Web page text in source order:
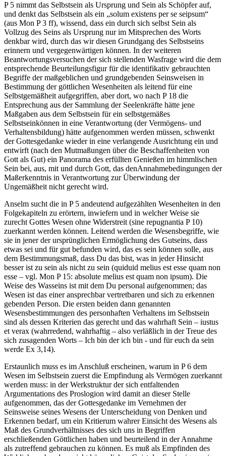
P 5 nimmt das Selbstsein als Ursprung und Sein als Schöpfer auf,
und denkt das Selbstsein als ein „solum existens per se seipsum“
(aus Mon P 3 ff), wissend, dass ein durch sich selbst Sein als
Vollzug des Seins als Ursprung nur im Mitsprechen des Worts
denkbar wird, durch das wir diesen Grundgang des Selbstseins
erinnern und vergegenwärtigen können. In der weiteren
Beantwortungsversuchen der sich stellenden Wasfrage wird die dem
entsprechende Beurteilungsfigur für die identifikativ gebrauchten
Begriffe der maßgeblichen und grundgebenden Seinsweisen in
Bestimmung der göttlichen Wesenheiten als leitend für eine
Selbstgemäßheit aufgegriffen, aber dort, wo nach P 18 die
Entsprechung aus der Sammlung der Seelenkräfte hätte jene
Maßgaben aus dem Selbstsein für ein selbstgemäßes
Selbstseinkönnen in eine Verantwortung (der Vermögens- und
Verhaltensbildung) hätte aufgenommen werden müssen, schwenkt
der Gottesgedanke wieder in eine verlangende Ausrichtung ein und
entwirft (nach den Mutmaßungen über die Beschaffenheiten von
Gott als Gut) ein Panorama des erfüllten Genießen im himmlischen
Sein bei, aus, mit und durch Gott, das denAnnahmebedingungen der
Maßerkenntnis in Verantwortung zur Überwindung der
Ungemäßheit nicht gerecht wird.
Anselm sucht die in P 5 andeutend aufgezählten Wesenheiten in den
Folgekapiteln zu erörtern, inwiefern und in welcher Weise sie
zurecht Gottes Wesen ohne Widerstreit (sine repugnantia P 10)
zuerkannt werden können. Leitend werden die Wesensbegriffe, wie
sie in jener der ursprünglichen Ermöglichung des Gutseins, dass
etwas sei und für gut befunden wird, das es sein können solle, aus
dem Bestimmungsmaß, dass Du das bist, was in jeder Hinsicht
besser ist zu sein als nicht zu sein (quiduid melius est esse quam non
esse – vgl. Mon P 15: absolute melius est quam non ipsum). Die
Weise des Wasseins ist mit dem Du personal aufgenommen; das
Wesen ist das einer ansprechbar vertretbaren und sich zu erkennen
gebenden Person. Die ersten beiden dann genannten
Wesensbestimmungen des personhaften Verhaltens im Selbstsein
sind als dessen Kriterien das gerecht und das wahrhaft Sein – iustus
et verax (wahrredend, wahrhaftig – also verläßlich in der Treue des
sich zusagenden Worts – Ich bin der ich bin - und für euch da sein
werde Ex 3,14).
Erstaunlich muss es im Anschluß erscheinen, warum in P 6 dem
Wesen im Selbstsein zuerst die Empfindung als Vermögen zuerkannt
werden muss: in der Werkstruktur der sich entfaltenden
Argumentations des Proslogion wird damit an dieser Stelle
aufgenommen, das der Gottesgedanke im Vernehmen der
Seinsweise seines Wesens der Unterscheidung von Denken und
Erkennen bedarf, um ein Kritierum wahrer Einsicht des Wesens als
Maß des Grundverhältnisses des sich uns in Begriffen
erschließenden Göttlichen haben und beurteilend in der Annahme
als zutreffend gebrauchen zu können. Es muß als Empfinden des